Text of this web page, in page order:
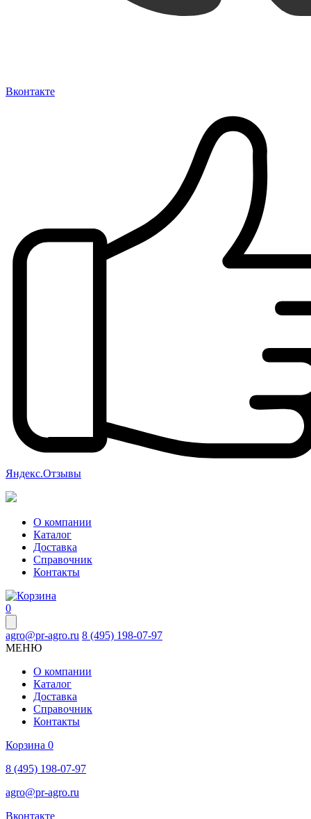
Вконтакте
Яндекс.Отзывы
О компании
Каталог
Доставка
Справочник
Контакты
0
agro@pr-agro.ru 8 (495) 198-07-97
МЕНЮ
О компании
Каталог
Доставка
Справочник
Контакты
Корзина 0
8 (495) 198-07-97
agro@pr-agro.ru
Вконтакте